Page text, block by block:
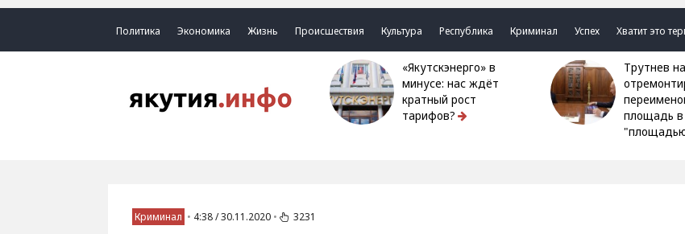
Политика Экономика Жизнь Происшествия Культура Республика Криминал Успех Хватит это
«Якутскэнерго» в
минусе: нас ждёт
кратный рост
тарифов?
Трутнев назвал
площадь в
Криминал • 4:38 / 30.11.2020 • 3231